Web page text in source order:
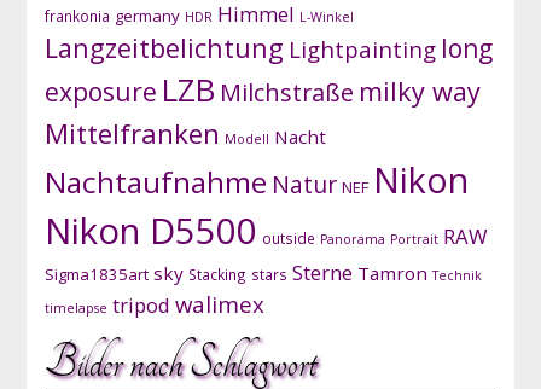
frankonia germany HDR Himmel L-Winkel
Langzeitbelichtung Lightpainting long
exposure LZB Milchstraße milky way
Mittelfranken Modell Nacht
Nachtaufnahme Natur NEF Nikon
Nikon D5500 outside Panorama Portrait RAW
Sigma1835art sky Stacking stars Sterne Tamron Technik
timelapse tripod walimex
Bilder nach Schlagwort